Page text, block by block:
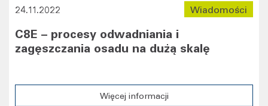
Wiadomości
24.11.2022
C8E – procesy odwadniania i
zagęszczania osadu na dużą skalę
Więcej informacji